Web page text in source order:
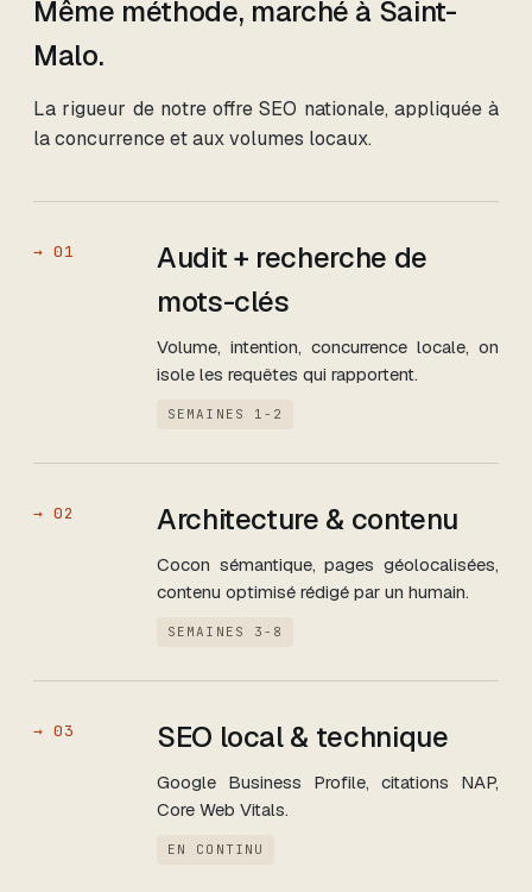
Même méthode, marché à Saint-
Malo.
La rigueur de notre offre SEO nationale, appliquée à
la concurrence et aux volumes locaux.
→01
Audit + recherche de
mots-clés
Volume, intention, concurrence locale, on
isole les requêtes qui rapportent.
SEMAINES 1-2
→02 Architecture & contenu
Cocon sémantique, pages géolocalisées,
contenu optimisé rédigé par un humain.
SEMAINES 3-8
→03 SEO local & technique
Google Business Profile, citations NAP,
Core Web Vitals.
EN CONTINU